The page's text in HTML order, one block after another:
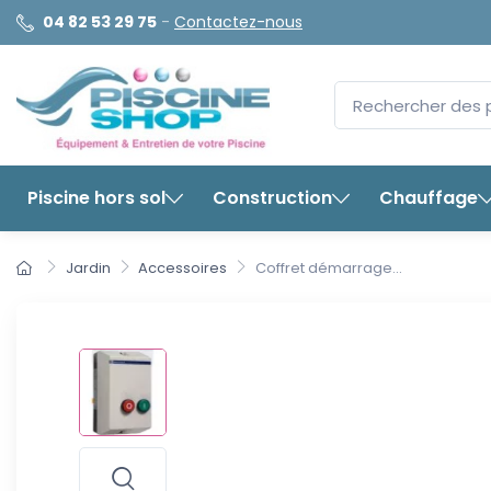
04 82 53 29 75 - Contactez-nous
Piscine hors sol Construction Chauffage
Jardin Accessoires Coffret démarrage...